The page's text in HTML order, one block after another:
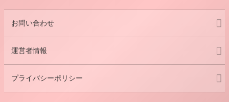
お問い合わせ
運営者情報
プライバシーポリシー